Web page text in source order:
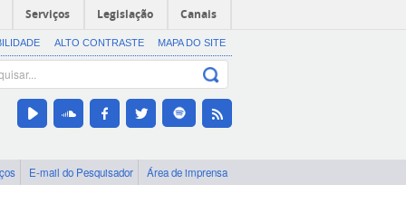
Serviços Legislação Canais
ALTO CONTRASTE MAPA DO SITE
E-mail do Pesquisador Área de imprensa